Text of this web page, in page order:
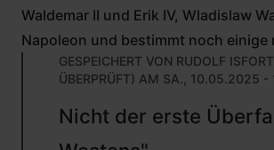
Waldemar II und Erik IV, Wladislaw
Napoleon und bestimmt noch einige
GESPEICHERT VON RUDOLF
ÜBERPRÜFT) AM SA., 10.05.2025 -
AUF
Nicht der erste